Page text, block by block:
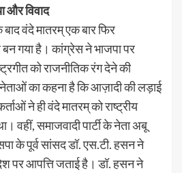
और विवाद
वंदे मातरम् एक बार फिर
गया है। कांग्रेस ने भाजपा पर
को राजनीतिक रंग देने की
नेताओं का कहना है कि आज़ादी की लड़ाई
ने ही वंदे मातरम् को राष्ट्रीय
वहीं, समाजवादी पार्टी के नेता अबू
के पूर्व सांसद डॉ. एस.टी. हसन ने
पर आपत्ति जताई है। डॉ. हसन ने